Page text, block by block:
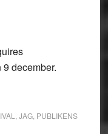
december.
JAG, PUBLIKENS